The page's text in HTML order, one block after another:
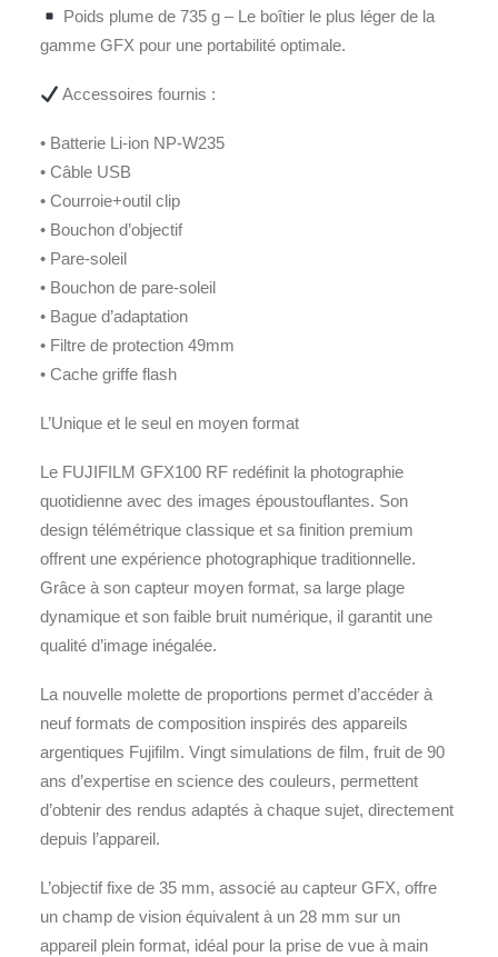
Poids plume de 735 g – Le boîtier le plus léger de la
gamme GFX pour une portabilité optimale.
Accessoires fournis :
• Batterie Li-ion NP-W235
• Câble USB
• Courroie+outil clip
• Bouchon d’objectif
• Pare-soleil
• Bouchon de pare-soleil
• Bague d’adaptation
• Filtre de protection 49mm
• Cache griffe flash
L’Unique et le seul en moyen format
Le FUJIFILM GFX100 RF redéfinit la photographie
quotidienne avec des images époustouflantes. Son
design télémétrique classique et sa finition premium
offrent une expérience photographique traditionnelle.
Grâce à son capteur moyen format, sa large plage
dynamique et son faible bruit numérique, il garantit une
qualité d’image inégalée.
La nouvelle molette de proportions permet d’accéder à
neuf formats de composition inspirés des appareils
argentiques Fujifilm. Vingt simulations de film, fruit de 90
ans d’expertise en science des couleurs, permettent
d’obtenir des rendus adaptés à chaque sujet, directement
depuis l’appareil.
L’objectif fixe de 35 mm, associé au capteur GFX, offre
un champ de vision équivalent à un 28 mm sur un
appareil plein format, idéal pour la prise de vue à main